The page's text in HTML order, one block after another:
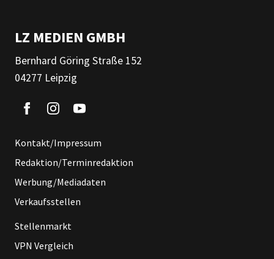
LZ MEDIEN GMBH
Bernhard Göring Straße 152
04277 Leipzig
Kontakt/Impressum
Redaktion/Terminredaktion
Werbung/Mediadaten
Verkaufsstellen
Stellenmarkt
VPN Vergleich